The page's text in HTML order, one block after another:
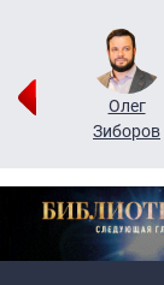
Олег
Зиборов